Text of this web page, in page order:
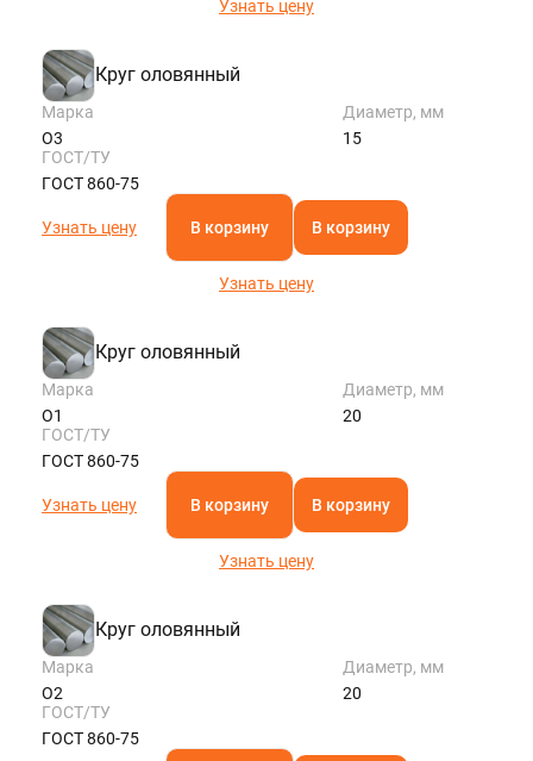
Узнать цену
Круг оловянный
Марка
О3
Диаметр, мм
15
ГОСТ/ТУ
ГОСТ 860-75
Узнать цену В корзину В корзину
Узнать цену
Круг оловянный
Марка
О1
Диаметр, мм
20
ГОСТ/ТУ
ГОСТ 860-75
Узнать цену В корзину В корзину
Узнать цену
Круг оловянный
Марка
О2
Диаметр, мм
20
ГОСТ/ТУ
ГОСТ 860-75